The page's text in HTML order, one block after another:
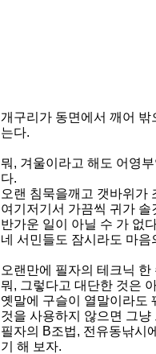
개구리가 동면에서 깨어
는다.
뭐, 겨울이라고 해도 어영
다.
오랜 침묵을깨고 갯바위가
여기저기서 가끔씩 귀가
반가운 일이 아닐 수 가 없
네 서민들도 잠시라도 마
오랜만에 필자의 테크닉
뭐, 그렇다고 대단한 것은
옛말에 구슬이 열말이라도
것을 사용하지 않으면 그
필자의 B조법, 전유동낚시
기 해 보자.